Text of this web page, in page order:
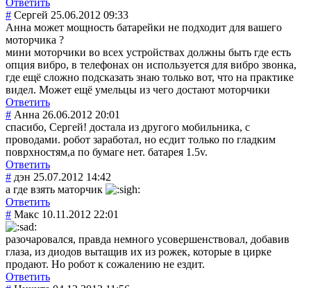
Ответить
# Сергей 25.06.2012 09:33
Анна может мощность батарейки не подходит для вашего
моторчика ?
мини моторчики во всех устройствах должны быть где есть
опция вибро, в телефонах он используется для вибро звонка,
где ещё сложно подсказать знаю только вот, что на практике
видел. Может ещё умельцы из чего достают моторчики
Ответить
# Анна 26.06.2012 20:01
спасибо, Сергей! достала из другого мобильника, с
проводами. робот заработал, но есдит только по гладким
поврхностям,а по бумаге нет. батарея 1.5v.
Ответить
# дэн 25.07.2012 14:42
а где взять маторчик
Ответить
# Макс 10.11.2012 22:01
разочаровался, правда немного усовершенствовал, добавив
глаза, из диодов вытащив их из рожек, которые в цирке
продают. Но робот к сожалению не ездит.
Ответить